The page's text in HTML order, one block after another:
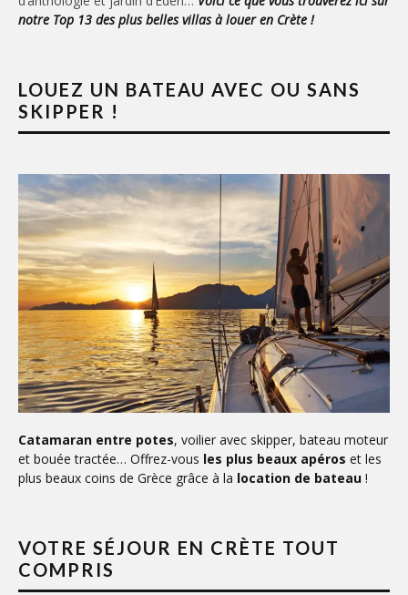
notre Top 13 des plus belles villas à louer en Crète !
LOUEZ UN BATEAU AVEC OU SANS
SKIPPER !
Catamaran entre potes, voilier avec skipper, bateau moteur
et bouée tractée… Offrez-vous les plus beaux apéros et les
plus beaux coins de Grèce grâce à la location de bateau !
VOTRE SÉJOUR EN CRÈTE TOUT
COMPRIS